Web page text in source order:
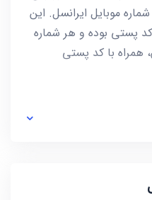
در استان اردبیل به تعداد 5314 شماره موبایل ایرانسل. این
پستی بوده و هر شماره
همراه با کد پستی